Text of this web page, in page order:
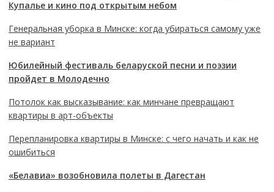
Купалье и кино под открытым небом
Генеральная уборка в Минске: когда убираться самому уже
не вариант
Юбилейный фестиваль беларуской песни и поэзии
пройдет в Молодечно
Потолок как высказывание: как минчане превращают
квартиры в арт-объекты
Перепланировка квартиры в Минске: с чего начать и как не
ошибиться
«Белавиа» возобновила полеты в Дагестан